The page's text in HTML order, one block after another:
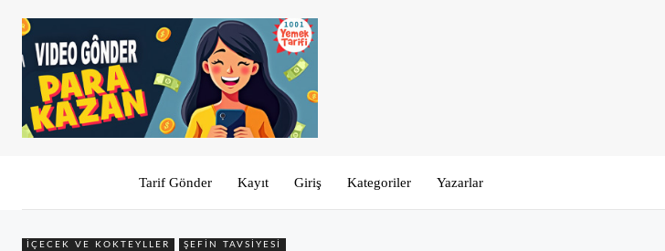
Tarif Gönder Kayıt Giriş Kategoriler Yazarlar
İÇECEK VE KOKTEYLLER ŞEFIN TAVSIYESI